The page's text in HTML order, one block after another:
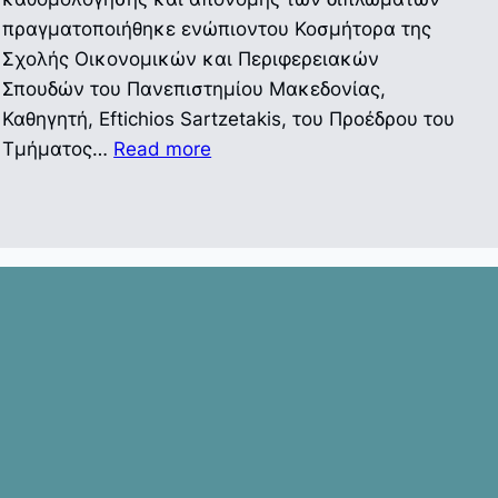
πραγματοποιήθηκε ενώπιοντου Κοσμήτορα της
Σχολής Οικονομικών και Περιφερειακών
Σπουδών του Πανεπιστημίου Μακεδονίας,
Καθηγητή, Eftichios Sartzetakis, του Προέδρου του
Τμήματος… Read more
φοιτητριών